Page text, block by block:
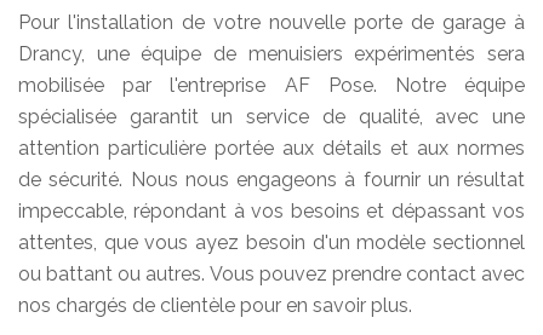
Pour l'installation de votre nouvelle porte de garage à
Drancy, une équipe de menuisiers expérimentés sera
mobilisée par l'entreprise AF Pose. Notre équipe
spécialisée garantit un service de qualité, avec une
attention particulière portée aux détails et aux normes
de sécurité. Nous nous engageons à fournir un résultat
impeccable, répondant à vos besoins et dépassant vos
attentes, que vous ayez besoin d'un modèle sectionnel
ou battant ou autres. Vous pouvez prendre contact avec
nos chargés de clientèle pour en savoir plus.